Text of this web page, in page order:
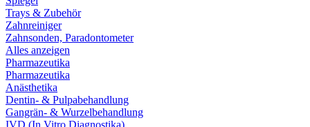
Trays & Zubehör
Zahnreiniger
Zahnsonden, Paradontometer
Alles anzeigen
Pharmazeutika
Pharmazeutika
Anästhetika
Dentin- & Pulpabehandlung
Gangrän- & Wurzelbehandlung
IVD (In Vitro Diagnostika)